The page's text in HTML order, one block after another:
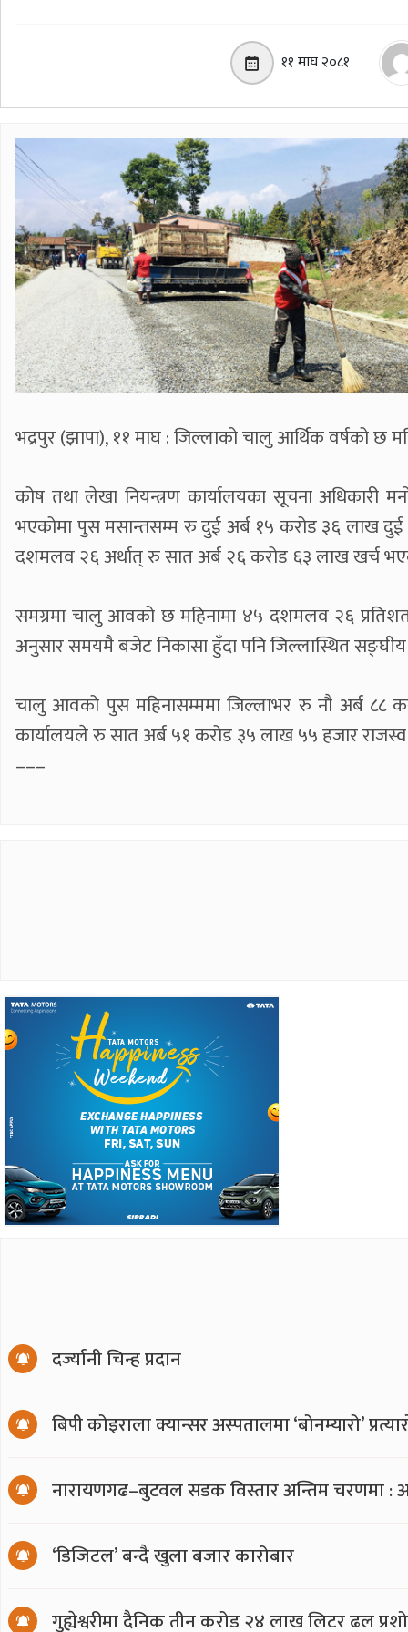
११ माघ २०८१
भद्रपुर (झापा), ११ माघ : जिल्लाको चालु आर्थिक वर्षको
कोष तथा लेखा नियन्त्रण कार्यालयका सूचना अधिकारी
भएकोमा पुस मसान्तसम्म रु दुई अर्ब १५ करोड ३६ लाख
दशमलव २६ अर्थात् रु सात अर्ब २६ करोड ६३ लाख खर्च
समग्रमा चालु आवको छ महिनामा ४५ दशमलव २६
अनुसार समयमै बजेट निकासा हुँदा पनि जिल्लास्थित
चालु आवको पुस महिनासम्ममा जिल्लाभर रु नौ अर्ब ८८
कार्यालयले रु सात अर्ब ५१ करोड ३५ लाख ५५ हजार
–––
दर्ज्यानी चिन्ह प्रदान
बिपी कोइराला क्यान्सर अस्पतालमा ‘बोनम्यारो’
नारायणगढ–बुटवल सडक विस्तार अन्तिम चरणमा :
‘डिजिटल’ बन्दै खुला बजार कारोबार
गुह्येश्वरीमा दैनिक तीन करोड २४ लाख लिटर ढल